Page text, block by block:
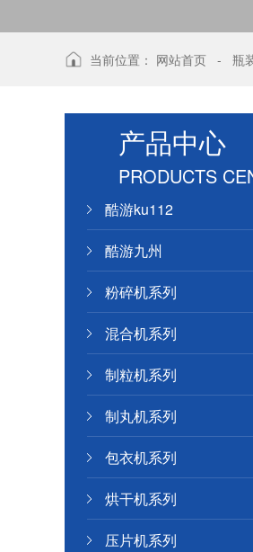
当前位置： 网站首页 - 瓶
产品中心
PRODUCTS
酷游ku112
酷游九州
粉碎机系列
混合机系列
制粒机系列
制丸机系列
包衣机系列
烘干机系列
压片机系列